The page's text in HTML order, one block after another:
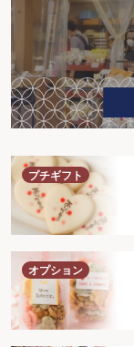
プチギフト
オプション